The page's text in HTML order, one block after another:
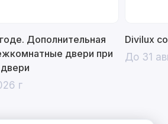
Дополнительная
двери при
г
Divilux
До 31